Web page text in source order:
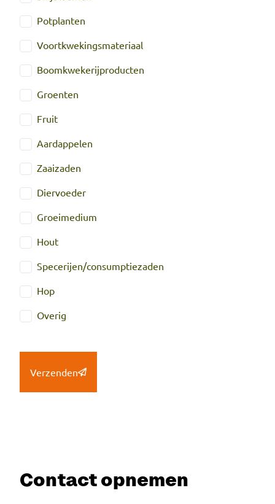
Potplanten
Voortkwekingsmateriaal
Boomkwekerijproducten
Groenten
Fruit
Aardappelen
Zaaizaden
Diervoeder
Groeimedium
Hout
Specerijen/consumptiezaden
Hop
Overig
Verzenden
Contact opnemen